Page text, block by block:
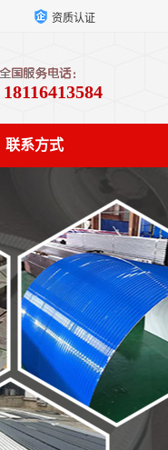
资质认证
18116413584
联系方式